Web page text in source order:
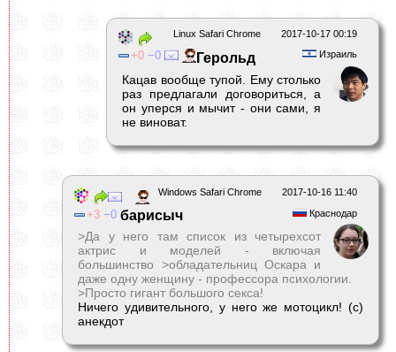
2017-10-17 00:19
Linux Safari Chrome
Израиль
0 0 Герольд
Кацав вообще тупой. Ему столько
раз предлагали договориться, а
он уперся и мычит - они сами, я
не виноват.
2017-10-16 11:40
Windows Safari Chrome
Краснодар
3 0 барисыч
>Да у него там список из четырехсот
актрис и моделей - включая
большинство >обладательниц Оскара и
даже одну женщину - профессора психологии.
>Просто гигант большого секса!
Ничего удивительного, у него же мотоцикл! (с)
анекдот